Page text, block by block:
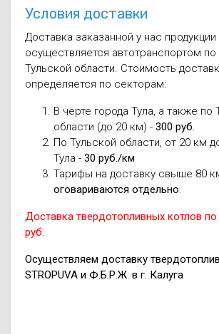
Условия доставки
Доставка заказанной у нас продукции
осуществляется автотранспортом по
Тульской области. Стоимость
определяется по секторам:
В черте города Тула, а также по
области (до 20 км) - 300 руб.
По Тульской области, от 20 км
Тула - 30 руб./км
Тарифы на доставку свыше 80
оговариваются отдельно.
Доставка твердотопливных котлов по
руб.
Осуществляем доставку
STROPUVA и Ф.Б.Р.Ж. в г. Калуга